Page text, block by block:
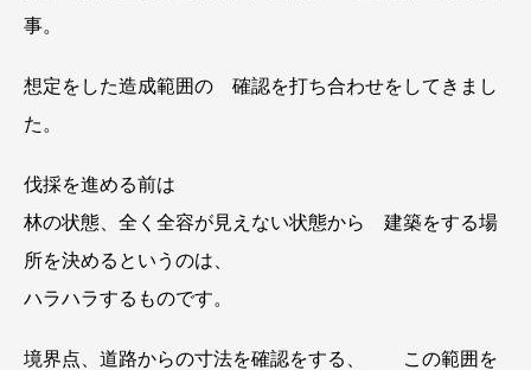
事。
想定をした造成範囲の 確認を打ち合わせをしてきまし
た。
伐採を進める前は
林の状態、全く全容が見えない状態から 建築をする場
所を決めるというのは、
ハラハラするものです。
境界点、道路からの寸法を確認をする、 この範囲を